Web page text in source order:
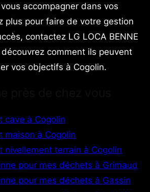
accompagner dans vos
plus pour faire de votre gestion
contactez LG LOCA BENNE
comment ils peuvent
vos objectifs à Cogolin.
cave à Cogolin
maison à Cogolin
nivellement terrain à Cogolin
pour mes déchets à Grimaud
pour mes déchets à Gassin